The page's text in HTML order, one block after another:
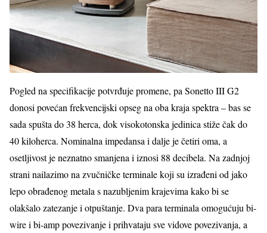
Pogled na specifikacije potvrđuje promene, pa Sonetto III G2
donosi povećan frekvencijski opseg na oba kraja spektra – bas se
sada spušta do 38 herca, dok visokotonska jedinica stiže čak do
40 kiloherca. Nominalna impedansa i dalje je četiri oma, a
osetljivost je neznatno smanjena i iznosi 88 decibela. Na zadnjoj
strani nailazimo na zvučničke terminale koji su izrađeni od jako
lepo obrađenog metala s nazubljenim krajevima kako bi se
olakšalo zatezanje i otpuštanje. Dva para terminala omogućuju bi-
wire i bi-amp povezivanje i prihvataju sve vidove povezivanja, a